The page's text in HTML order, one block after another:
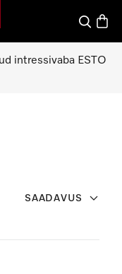
Search
intressivaba ESTO
SAADAVUS